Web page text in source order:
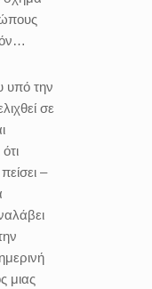
υπό την
σε
–
μιας